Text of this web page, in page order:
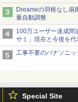
Dreameの羽根なし
量自動調整
100万ユーザー達成間
サミ」現在と今後を代
工事不要のパナソニ
Special Site